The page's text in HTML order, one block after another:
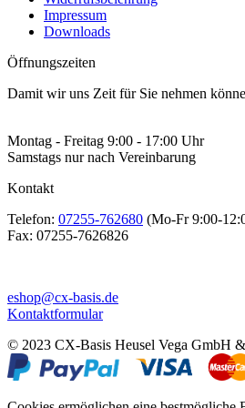
Impressum
Downloads
Öffnungszeiten
Damit wir uns Zeit für Sie nehmen
Montag - Freitag 9:00 - 17:00 Uhr
Samstags nur nach Vereinbarung
Kontakt
Telefon: 07255-762680 (Mo-Fr 9:00-
Fax: 07255-7626826
eshop@cx-basis.de
Kontaktformular
© 2023 CX-Basis Heusel Vega GmbH